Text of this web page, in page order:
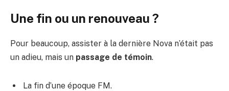
Une fin ou un renouveau ?
Pour beaucoup, assister à la dernière Nova n’était pas
un adieu, mais un passage de témoin.
La fin d’une époque FM.